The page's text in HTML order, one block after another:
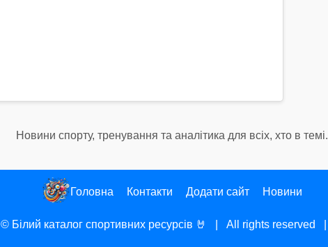
Новини спорту, тренування та аналітика для всіх, хто в темі.
Головна Контакти Додати сайт Новини
© Білий каталог спортивних ресурсів 🤘 | All rights reserved